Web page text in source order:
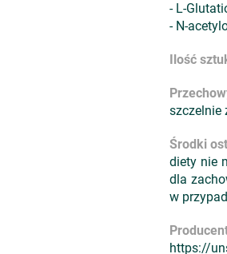
- L-
- N-
Ilość
szczelnie
Środki
diety nie
dla
w
https://